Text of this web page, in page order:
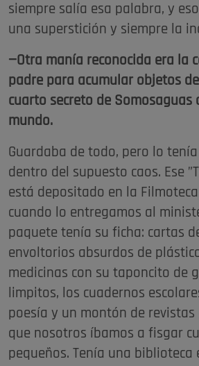
siempre salía esa palabra, y
una superstición y siempre la
—Otra manía reconocida era la
padre para acumular objetos
cuarto secreto de Somosaguas
mundo.
Guardaba de todo, pero lo
dentro del supuesto caos. Ese
está depositado en la
cuando lo entregamos al
paquete tenía su ficha: cartas
envoltorios absurdos de
medicinas con su taponcito de
limpitos, los cuadernos
poesía y un montón de revistas
que nosotros íbamos a fisgar
pequeños. Tenía una biblioteca